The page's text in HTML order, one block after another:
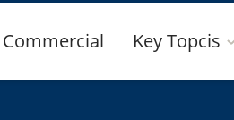
Commercial Key Topcis